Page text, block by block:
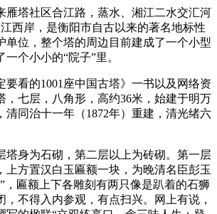
雁塔社区合江路，蒸水、湘江二水交汇河
西岸，是衡阳市自古以来的著名地标性
单位，整个塔的周边目前建成了一个小型
个小小的“院子”里。
要看的1001座中国古塔》一书以及网络资
，七层，八角形，高约36米，始建于明万
清同治十一年（1872年）重建，清光绪六
塔身为石砌，第二层以上为砖砌。第一层
上方置汉白玉匾额一块，为晚清名臣彭玉
，匾额上下各雕刻有两只像是趴着的石狮
，不得入内参观，有点扫兴。网上有说，